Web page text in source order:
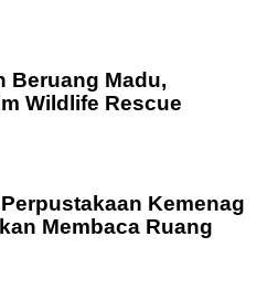
Beruang Madu,
Wildlife Rescue
Kemenag
Membaca Ruang